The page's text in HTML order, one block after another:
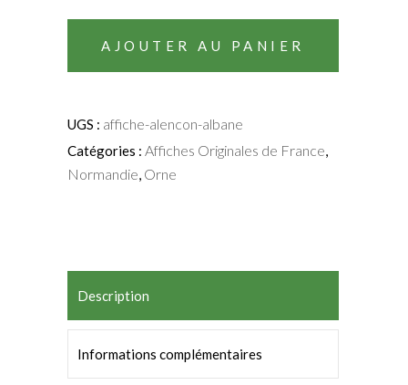
HabansAJOUTER AU PANIER
UGS : affiche-alencon-albane
Catégories : Affiches Originales de France,
Normandie, Orne
Description
Informations complémentaires